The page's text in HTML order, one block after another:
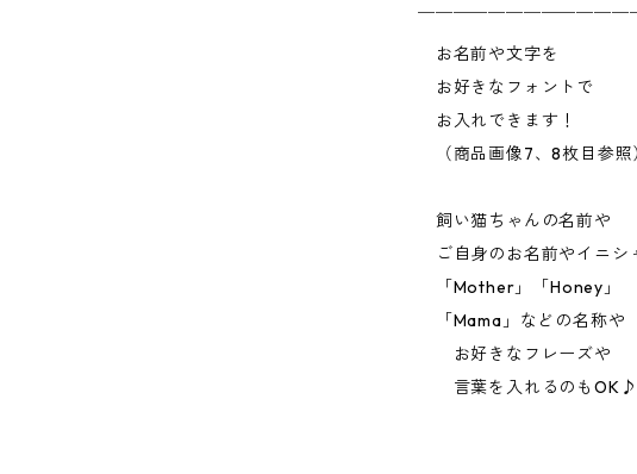
￣￣￣￣￣￣￣￣￣￣￣￣
お名前や文字を
お好きなフォントで
お入れできます！
（商品画像7、8枚目参照
飼い猫ちゃんの名前や
ご自身のお名前やイニシ
「Mother」「Honey」
「Mama」などの名称や
お好きなフレーズや
言葉を入れるのもOK♪